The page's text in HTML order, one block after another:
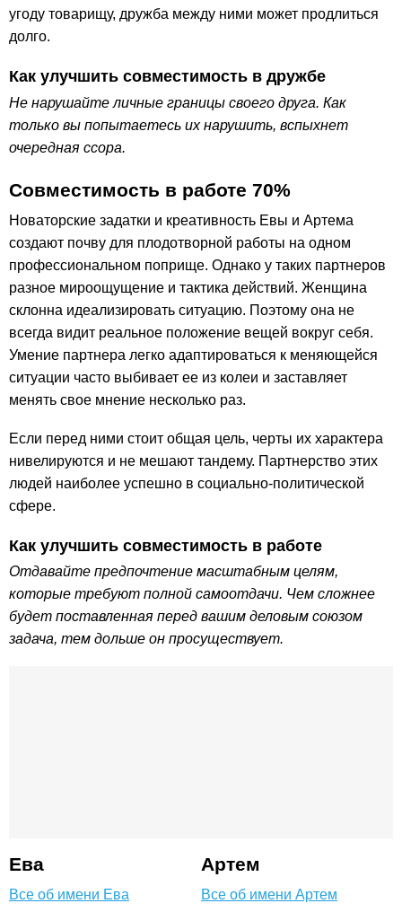
угоду товарищу, дружба между ними может продлиться
долго.
Как улучшить совместимость в дружбе
Не нарушайте личные границы своего друга. Как
только вы попытаетесь их нарушить, вспыхнет
очередная ссора.
Совместимость в работе 70%
Новаторские задатки и креативность Евы и Артема
создают почву для плодотворной работы на одном
профессиональном поприще. Однако у таких партнеров
разное мироощущение и тактика действий. Женщина
склонна идеализировать ситуацию. Поэтому она не
всегда видит реальное положение вещей вокруг себя.
Умение партнера легко адаптироваться к меняющейся
ситуации часто выбивает ее из колеи и заставляет
менять свое мнение несколько раз.
Если перед ними стоит общая цель, черты их характера
нивелируются и не мешают тандему. Партнерство этих
людей наиболее успешно в социально-политической
сфере.
Как улучшить совместимость в работе
Отдавайте предпочтение масштабным целям,
которые требуют полной самоотдачи. Чем сложнее
будет поставленная перед вашим деловым союзом
задача, тем дольше он просуществует.
Ева
Все об имени Ева
Артем
Все об имени Артем